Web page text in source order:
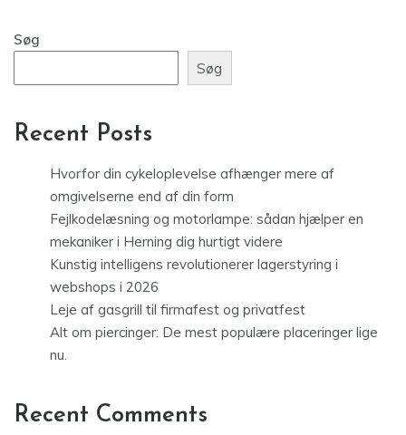
Søg
Søg
Recent Posts
Hvorfor din cykeloplevelse afhænger mere af
omgivelserne end af din form
Fejlkodelæsning og motorlampe: sådan hjælper en
mekaniker i Herning dig hurtigt videre
Kunstig intelligens revolutionerer lagerstyring i
webshops i 2026
Leje af gasgrill til firmafest og privatfest
Alt om piercinger: De mest populære placeringer lige
nu.
Recent Comments